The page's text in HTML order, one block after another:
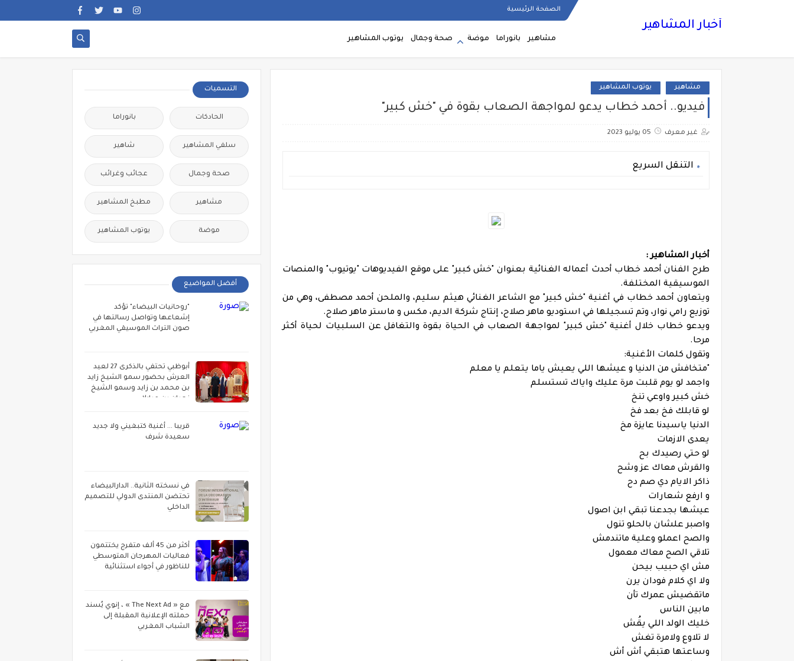
الصفحة الرئيسية
أخبار المشاهير
مشاهير بانوراما موضة صحة وجمال يوتوب المشاهير
مشاهير يوتوب المشاهير
فيديو.. أحمد خطاب يدعو لمواجهة الصعاب بقوة في "خش كبير"
غير معرف 05 يوليو 2023
التنقل السريع
أخبار المشاهير :
طرح الفنان أحمد خطاب أحدث أعماله الغنائية بعنوان "خش كبير" على موقع الفيديوهات "يوتيوب" والمنصات
الموسيقية المختلفة.
ويتعاون أحمد خطاب في أغنية "خش كبير" مع الشاعر الغنائي هيثم سليم، والملحن أحمد مصطفى، وهي من
توزيع رامي نوار، وتم تسجيلها في استوديو ماهر صلاح، إنتاج شركة الديم، مكس و ماستر ماهر صلاح.
ويدعو خطاب خلال أغنية "خش كبير" لمواجهة الصعاب في الحياة بقوة والتغافل عن السلبيات لحياة أكثر
مرحا.
وتقول كلمات الأغنية:
"متخافش من الدنيا و عيشها اللي يعيش ياما يتعلم يا معلم
واجمد لو يوم قلبت مرة عليك واياك تستسلم
خش كبير واوعي تنخ
لو قابلك فخ بعد فخ
الدنيا ياسيدنا عايزة مخ
يعدى الازمات
لو حتي رصيدك بح
والقرش معاك عز وشح
ذاكر الايام دي صم دح
و ارفع شعارات
عيشها بجدعنا تبقي ابن اصول
واصبر علشان بالحلو تنول
والصح اعملو وعلية ماتندمش
تلاقي الصح معاك معمول
مش اي حبيب بيحن
ولا اي كلام فودان يرن
ماتقضيش عمرك تأن
مابين الناس
خليك الولد اللي يقُش
لا تلاوع ولامرة تغش
وساعتها هتبقي أش أش
التسميات
الحادكات بانوراما
سلفي المشاهير شاهير
صحة وجمال عجائب وغرائب
مشاهير مطبخ المشاهير
موضة يوتوب المشاهير
أفضل المواضيع
"روحانيات البيضاء" تؤكد
إشعاعها وتواصل رسالتها في
صون التراث الموسيقي المغربي
أبوظبي تحتفي بالذكرى 27 لعيد
العرش بحضور سمو الشيخ زايد
بن محمد بن زايد وسمو الشيخ
نهيان بن مبارك
قريبا ... أغنية كتبغيني ولا جديد
سعيدة شرف
في نسخته الثانية.. الدارالبيضاء
تحتضن المنتدى الدولي للتصميم
الداخلي
أكثر من 45 ألف متفرج يختتمون
فعاليات المهرجان المتوسطي
للناظور في أجواء استثنائية
مع « The Next Ad » ، إنوي يُسند
حملته الإعلانية المقبلة إلى
الشباب المغربي